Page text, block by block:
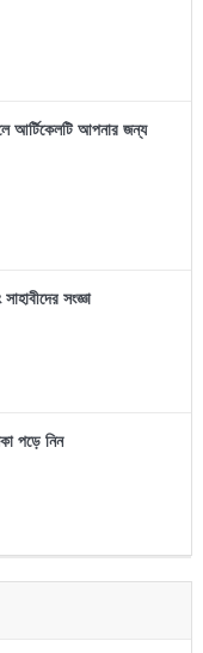
আর্টিকেলটি আপনার জন্য
সংজ্ঞা
পড়ে নিন